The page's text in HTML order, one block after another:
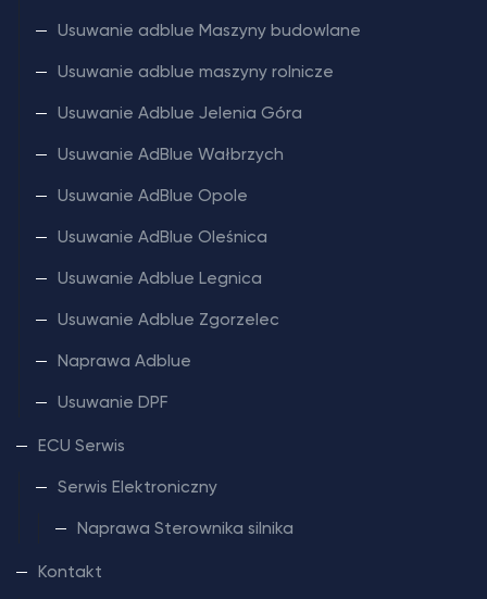
Usuwanie adblue Maszyny budowlane
Usuwanie adblue maszyny rolnicze
Usuwanie Adblue Jelenia Góra
Usuwanie AdBlue Wałbrzych
Usuwanie AdBlue Opole
Usuwanie AdBlue Oleśnica
Usuwanie Adblue Legnica
Usuwanie Adblue Zgorzelec
Naprawa Adblue
Usuwanie DPF
ECU Serwis
Serwis Elektroniczny
Naprawa Sterownika silnika
Kontakt